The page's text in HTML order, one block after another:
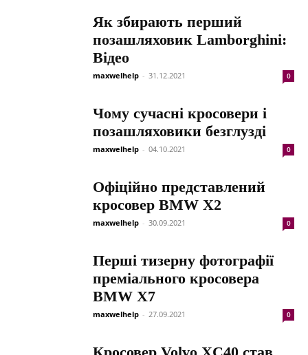
Як збирають перший
позашляховик Lamborghini:
Відео
maxwelhelp - 31.12.2021 0
Чому сучасні кросовери і
позашляховики безглузді
maxwelhelp - 04.10.2021 0
Офіційно представлений
кросовер BMW X2
maxwelhelp - 30.09.2021 0
Перші тизерну фотографії
преміального кросовера
BMW X7
maxwelhelp - 27.09.2021 0